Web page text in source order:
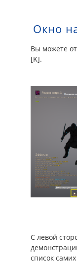
Окно
Вы можете
[K].
С левой
список